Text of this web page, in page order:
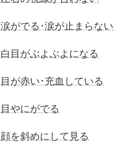
涙がでる･涙が止まらない
白目がぶよぶよになる
目が赤い･充血している
目やにがでる
顔を斜めにして見る